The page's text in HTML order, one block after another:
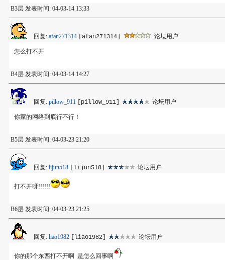
B3层 发表时间: 04-03-14 13:33
回复: afan271314 [afan271314] 论坛用户
怎么打不开
B4层 发表时间: 04-03-14 14:27
回复: pillow_911 [pillow_911] 论坛用户
你家的网络到底行不行！
B5层 发表时间: 04-03-23 21:20
回复: lijun518 [lijun518] 论坛用户
打不开呀!!!!!!
B6层 发表时间: 04-03-23 21:25
回复: liao1982 [liao1982] 论坛用户
你的那个东西打不开啊 是怎么回事啊